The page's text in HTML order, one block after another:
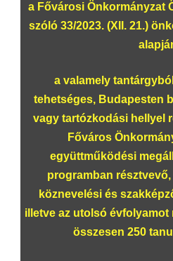
a Fővárosi Önkormányzat
szóló 33/2023. (XII. 21.)
a valamely
tehetséges, Budapesten
vagy tartózkodási hellyel
Főváros
együttműködési
programban
köznevelési és
illetve az utolsó
összesen 250